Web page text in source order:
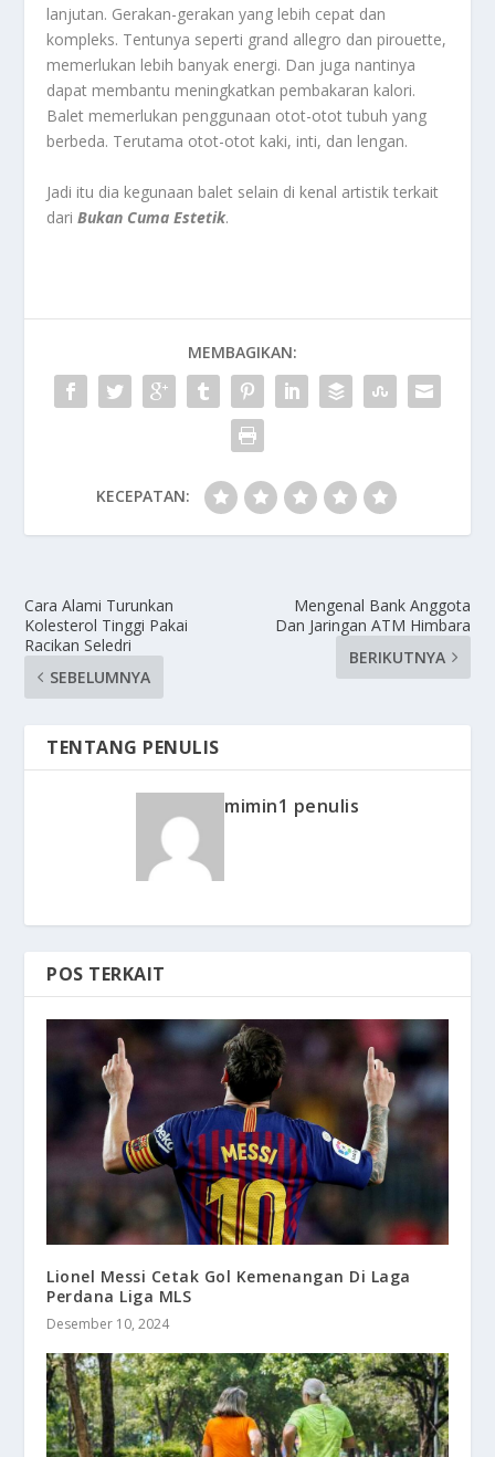
lanjutan. Gerakan-gerakan yang lebih cepat dan
kompleks. Tentunya seperti grand allegro dan pirouette,
memerlukan lebih banyak energi. Dan juga nantinya
dapat membantu meningkatkan pembakaran kalori.
Balet memerlukan penggunaan otot-otot tubuh yang
berbeda. Terutama otot-otot kaki, inti, dan lengan.
Jadi itu dia kegunaan balet selain di kenal artistik terkait
dariBukan Cuma Estetik.
MEMBAGIKAN:
KECEPATAN:
Cara Alami Turunkan
Kolesterol Tinggi Pakai
Racikan Seledri
SEBELUMNYA
Mengenal Bank Anggota
Dan Jaringan ATM Himbara
BERIKUTNYA
TENTANG PENULIS
mimin1 penulis
POS TERKAIT
Lionel Messi Cetak Gol Kemenangan Di Laga
Perdana Liga MLS
Desember 10, 2024